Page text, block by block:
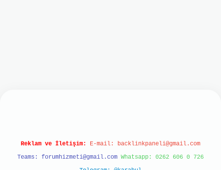
Reklam ve İletişim: E-mail: backlinkpaneli@gmail.com
Teams: forumhizmeti@gmail.com Whatsapp: 0262 606 0 726